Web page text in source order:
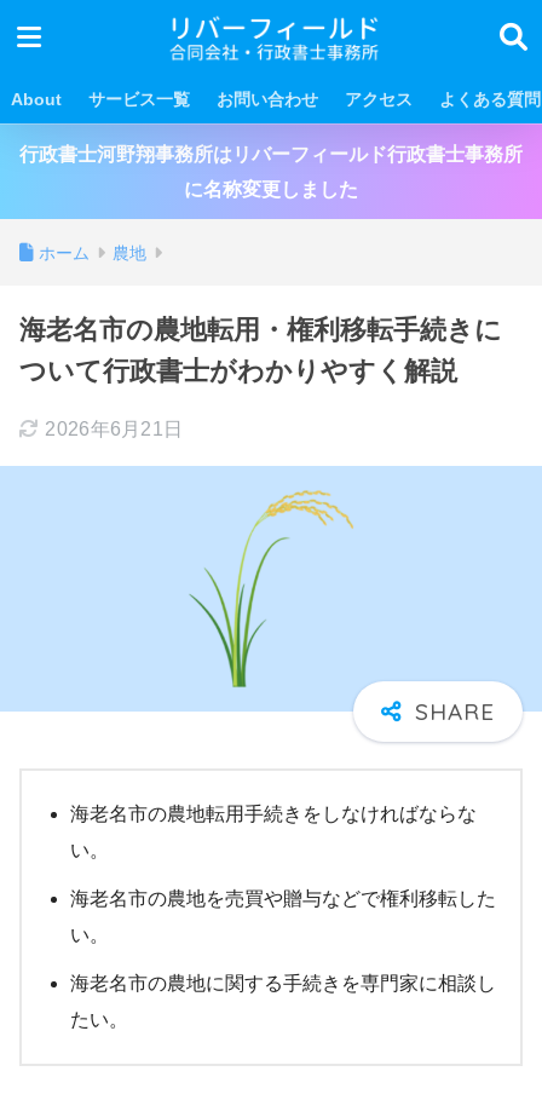
About サービス一覧 お問い合わせ アクセス よくある質問
行政書士河野翔事務所はリバーフィールド行政書士事務所
に名称変更しました
ホーム 農地
海老名市の農地転用・権利移転手続きに
ついて行政書士がわかりやすく解説
2026年6月21日
海老名市の農地転用手続きをしなければならな
い。
海老名市の農地を売買や贈与などで権利移転した
い。
海老名市の農地に関する手続きを専門家に相談し
たい。